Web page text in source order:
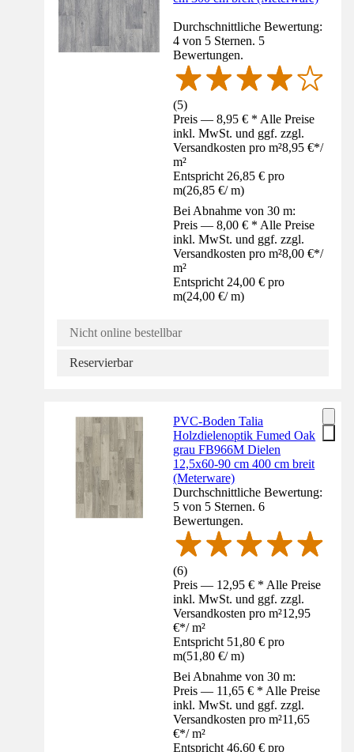
Durchschnittliche Bewertung:
4 von 5 Sternen. 5
Bewertungen.
(5)
Preis — 8,95 € * Alle Preise
inkl. MwSt. und ggf. zzgl.
Versandkosten pro m²8,95 €*/
m²
Entspricht 26,85 € pro
m(26,85 €/ m)
Bei Abnahme von 30 m:
Preis — 8,00 € * Alle Preise
inkl. MwSt. und ggf. zzgl.
Versandkosten pro m²8,00 €*/
m²
Entspricht 24,00 € pro
m(24,00 €/ m)
Nicht online bestellbar
Reservierbar
PVC-Boden Talia
Holzdielenoptik Fumed Oak
grau FB966M Dielen
12,5x60-90 cm 400 cm breit
(Meterware)
Durchschnittliche Bewertung:
5 von 5 Sternen. 6
Bewertungen.
(6)
Preis — 12,95 € * Alle Preise
inkl. MwSt. und ggf. zzgl.
Versandkosten pro m²12,95
€*/ m²
Entspricht 51,80 € pro
m(51,80 €/ m)
Bei Abnahme von 30 m:
Preis — 11,65 € * Alle Preise
inkl. MwSt. und ggf. zzgl.
Versandkosten pro m²11,65
€*/ m²
Entspricht 46,60 € pro